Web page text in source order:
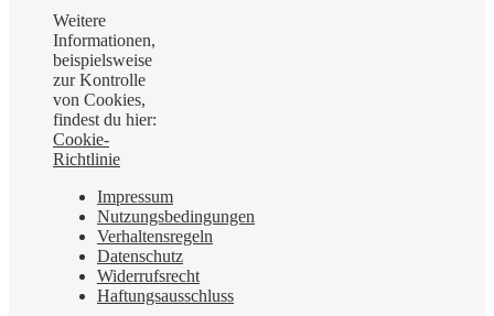
Weitere
Informationen,
beispielsweise
zur Kontrolle
von Cookies,
findest du hier:
Cookie-
Richtlinie
Impressum
Nutzungsbedingungen
Verhaltensregeln
Datenschutz
Widerrufsrecht
Haftungsausschluss